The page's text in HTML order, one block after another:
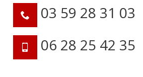
03 59 28 31 03
06 28 25 42 35